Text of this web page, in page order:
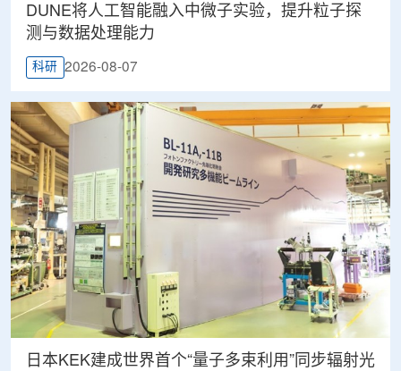
DUNE将人工智能融入中微子实验，提升粒子探
测与数据处理能力
科研 2026-08-07
日本KEK建成世界首个“量子多束利用”同步辐射光